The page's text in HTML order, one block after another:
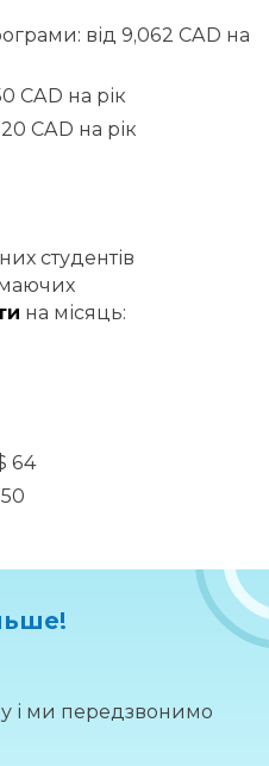
від 9,062 CAD на
CAD на рік
CAD на рік
студентів
на місяць:
64
і ми передзвонимо